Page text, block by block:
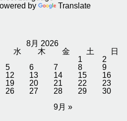
by Translate
8月 2026
水 木 金 土
日
1
2
5 6 7 8
9
12 13 14 15
16
19 20 21 22
23
26 27 28 29
30
9月 »